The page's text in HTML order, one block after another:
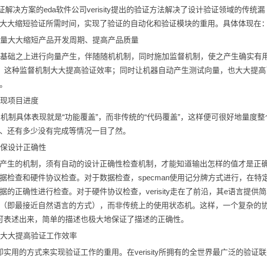
决方案的eda软件公司verisity提出的验证方法解决了设计验证领域的传统漏
大缩短验证所需时间，实现了验证的自动化和验证模块的重用。具体体现在：
大缩短产品开发周期、提高产品质量
之上进行向量产生，伴随随机机制，同时施加监督机制，使之产生确实有
这种监督机制大大提高验证效率；同时让机器自动产生测试向量，也大大提高
项目进度
具体表现就是“功能覆盖”，而非传统的“代码覆盖”，这样便可很好地量度整
还有多少没有完成等情况一目了然。
设计正确性
的机制，须有自动的设计正确性检查机制，才能知道输出怎样的值才是正
检查和硬件协议检查。对于数据检查，specman使用记分牌方式进行，在特
的正确性进行检查。对于硬件协议检查，verisity走在了前沿，其e语言提供
即最接近自然语言的方式），而非传统上的使用状态机。这样，一个复杂的
述出来，简单的描述也极大地保证了描述的正确性。
提高验证工作效率
的方式来实现验证工作的重用。在verisity所拥有的全世界最广泛的验证